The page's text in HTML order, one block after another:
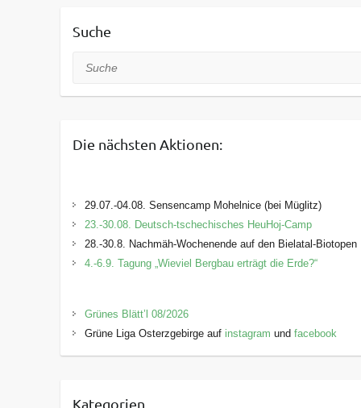
Suche
Suche
Die nächsten Aktionen:
29.07.-04.08. Sensencamp Mohelnice (bei Müglitz)
23.-30.08. Deutsch-tschechisches HeuHoj-Camp
28.-30.8. Nachmäh-Wochenende auf den Bielatal-Biotopen
4.-6.9. Tagung „Wieviel Bergbau erträgt die Erde?“
Grünes Blätt’l 08/2026
Grüne Liga Osterzgebirge auf instagram und facebook
Kategorien